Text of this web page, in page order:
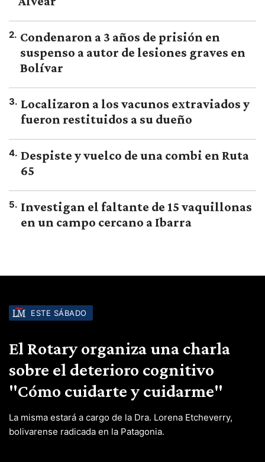
2. Condenaron a 3 años de prisión en
suspenso a autor de lesiones graves en
Bolívar
3. Localizaron a los vacunos extraviados y
fueron restituidos a su dueño
4. Despiste y vuelco de una combi en Ruta
65
5. Investigan el faltante de 15 vaquillonas
en un campo cercano a Ibarra
ESTE SÁBADO
El Rotary organiza una charla
sobre el deterioro cognitivo
"Cómo cuidarte y cuidarme"
La misma estará a cargo de la Dra. Lorena Etcheverry,
bolivarense radicada en la Patagonia.